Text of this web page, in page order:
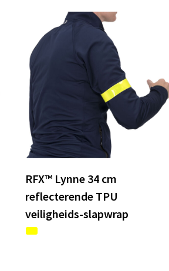
RFX™ Lynne 34 cm
reflecterende TPU
veiligheids-slapwrap